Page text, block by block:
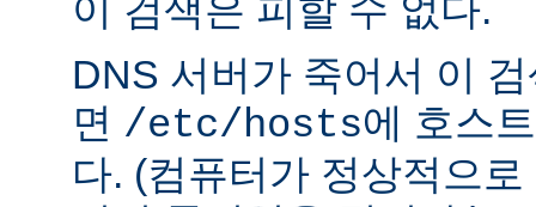
이 검색은 피할 수 없다.
DNS 서버가 죽어서 이
면 /etc/hosts에 호스
다. (컴퓨터가 정상적으